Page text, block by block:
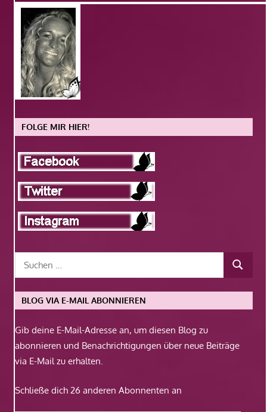
FOLGE MIR HIER!
BLOG VIA E-MAIL ABONNIEREN
Gib deine E-Mail-Adresse an, um diesen Blog zu
abonnieren und Benachrichtigungen über neue Beiträge
via E-Mail zu erhalten.
Schließe dich 26 anderen Abonnenten an